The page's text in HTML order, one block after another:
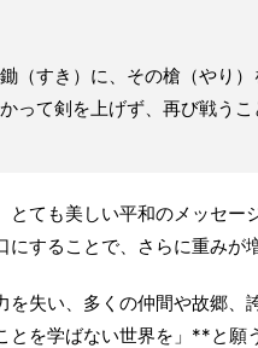
鋤（すき）に、その槍（やり）
って剣を上げず、再び戦うこ
とても美しい平和のメッセー
にすることで、さらに重みが
を失い、多くの仲間や故郷
とを学ばない世界を」**と